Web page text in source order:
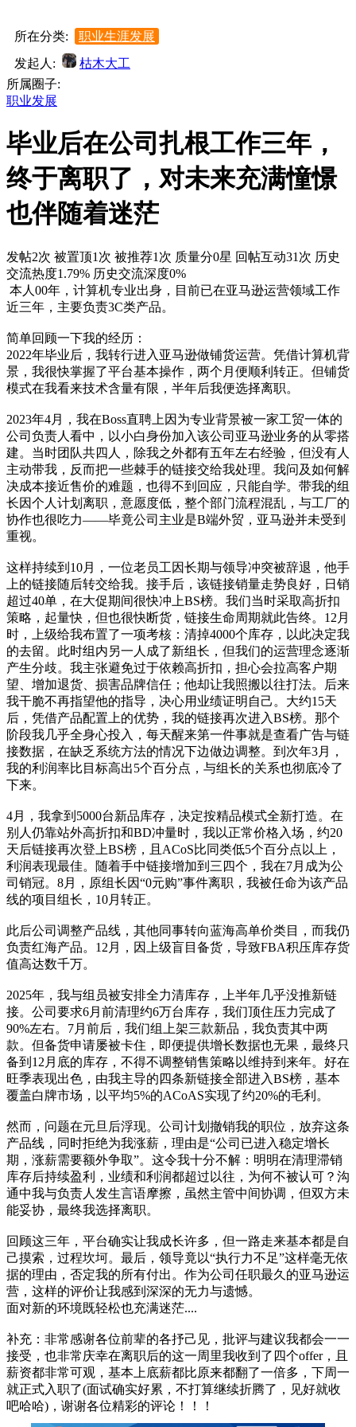
所在分类:
职业生涯发展
发起人:
枯木大工
所属圈子:
职业发展
毕业后在公司扎根工作三年，
终于离职了，对未来充满憧憬
也伴随着迷茫
发帖2次 被置顶1次 被推荐1次 质量分0星 回帖互动31次 历史
交流热度1.79% 历史交流深度0%
本人00年，计算机专业出身，目前已在亚马逊运营领域工作
近三年，主要负责3C类产品。
简单回顾一下我的经历：
2022年毕业后，我转行进入亚马逊做铺货运营。凭借计算机背
景，我很快掌握了平台基本操作，两个月便顺利转正。但铺货
模式在我看来技术含量有限，半年后我便选择离职。
2023年4月，我在Boss直聘上因为专业背景被一家工贸一体的
公司负责人看中，以小白身份加入该公司亚马逊业务的从零搭
建。当时团队共四人，除我之外都有五年左右经验，但没有人
主动带我，反而把一些棘手的链接交给我处理。我问及如何解
决成本接近售价的难题，也得不到回应，只能自学。带我的组
长因个人计划离职，意愿度低，整个部门流程混乱，与工厂的
协作也很吃力——毕竟公司主业是B端外贸，亚马逊并未受到
重视。
这样持续到10月，一位老员工因长期与领导冲突被辞退，他手
上的链接随后转交给我。接手后，该链接销量走势良好，日销
超过40单，在大促期间很快冲上BS榜。我们当时采取高折扣
策略，起量快，但也很快断货，链接生命周期就此告终。12月
时，上级给我布置了一项考核：清掉4000个库存，以此决定我
的去留。此时组内另一人成了新组长，但我们的运营理念逐渐
产生分歧。我主张避免过于依赖高折扣，担心会拉高客户期
望、增加退货、损害品牌信任；他却让我照搬以往打法。后来
我干脆不再指望他的指导，决心用业绩证明自己。大约15天
后，凭借产品配置上的优势，我的链接再次进入BS榜。那个
阶段我几乎全身心投入，每天醒来第一件事就是查看广告与链
接数据，在缺乏系统方法的情况下边做边调整。到次年3月，
我的利润率比目标高出5个百分点，与组长的关系也彻底冷了
下来。
4月，我拿到5000台新品库存，决定按精品模式全新打造。在
别人仍靠站外高折扣和BD冲量时，我以正常价格入场，约20
天后链接再次登上BS榜，且ACoS比同类低5个百分点以上，
利润表现最佳。随着手中链接增加到三四个，我在7月成为公
司销冠。8月，原组长因“0元购”事件离职，我被任命为该产品
线的项目组长，10月转正。
此后公司调整产品线，其他同事转向蓝海高单价类目，而我仍
负责红海产品。12月，因上级盲目备货，导致FBA积压库存货
值高达数千万。
2025年，我与组员被安排全力清库存，上半年几乎没推新链
接。公司要求6月前清理约6万台库存，我们顶住压力完成了
90%左右。7月前后，我们组上架三款新品，我负责其中两
款。但备货申请屡被卡住，即便提供增长数据也无果，最终只
备到12月底的库存，不得不调整销售策略以维持到来年。好在
旺季表现出色，由我主导的四条新链接全部进入BS榜，基本
覆盖白牌市场，以平均5%的ACoAS实现了约20%的毛利。
然而，问题在元旦后浮现。公司计划撤销我的职位，放弃这条
产品线，同时拒绝为我涨薪，理由是“公司已进入稳定增长
期，涨薪需要额外争取”。这令我十分不解：明明在清理滞销
库存后持续盈利，业绩和利润都超过以往，为何不被认可？沟
通中我与负责人发生言语摩擦，虽然主管中间协调，但双方未
能妥协，最终我选择离职。
回顾这三年，平台确实让我成长许多，但一路走来基本都是自
己摸索，过程坎坷。最后，领导竟以“执行力不足”这样毫无依
据的理由，否定我的所有付出。作为公司任职最久的亚马逊运
营，这样的评价让我感到深深的无力与遗憾。
面对新的环境既轻松也充满迷茫....
补充：非常感谢各位前辈的各抒己见，批评与建议我都会一一
接受，也非常庆幸在离职后的这一周里我收到了四个offer，且
薪资都非常可观，基本上底薪都比原来都翻了一倍多，下周一
就正式入职了(面试确实好累，不打算继续折腾了，见好就收
吧哈哈)，谢谢各位精彩的评论！！！